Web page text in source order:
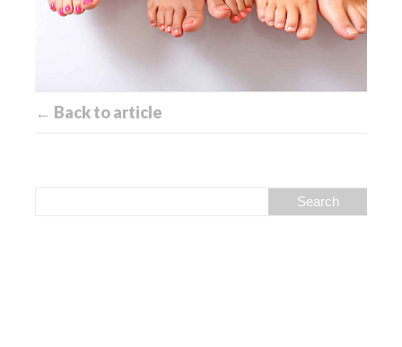
← Back to article